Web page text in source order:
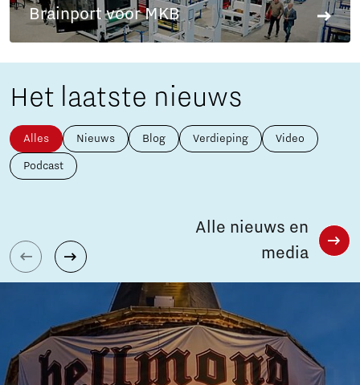
Brainport voor MKB
Het laatste nieuws
Alles Nieuws Blog Verdieping Video
Podcast
Alle nieuws en
media